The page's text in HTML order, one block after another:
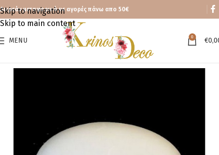
Skip to navigation
Skip to main content
Δωρεάν μεταφορικά με αγορές πάνω απο 50€
MENU 0 €